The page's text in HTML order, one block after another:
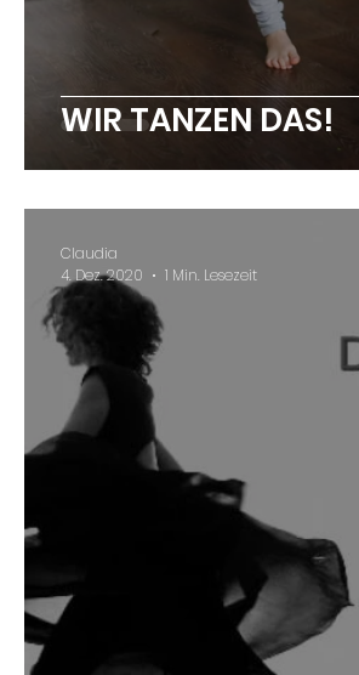
WIR TANZEN DAS!
Claudia
4. Dez. 2020
1 Min. Lesezeit